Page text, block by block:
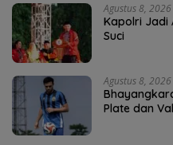
Agustus 8, 2026
Kapolri Jadi
Suci
Agustus 8, 2026
Plate dan